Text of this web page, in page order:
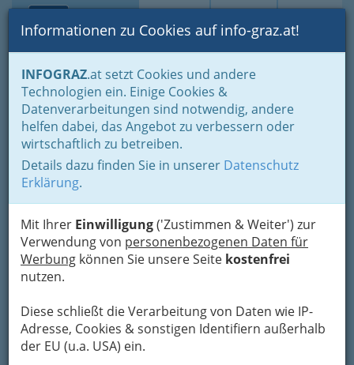
Suche Login Toggle
Informationen zu Cookies auf info-graz.at!
INFOGRAZ.at setzt Cookies und andere
Technologien ein. Einige Cookies &
Datenverarbeitungen sind notwendig, andere
helfen dabei, das Angebot zu verbessern oder
wirtschaftlich zu betreiben.
Details dazu finden Sie in unserer Datenschutz
Erklärung.
Mit Ihrer Einwilligung('Zustimmen & Weiter') zur
Verwendung von personenbezogenen Daten für
Werbung können Sie unsere Seite kostenfrei
nutzen.
Diese schließt die Verarbeitung von Daten wie IP-
Adresse, Cookies & sonstigen Identifiern außerhalb
der EU (u.a. USA) ein.
Home Branchen
Einkaufen & Schenken - der Handel
Handel in Graz
Dinge des täglichen Lebens
Eisen- und Hartwaren
LG Eisenwarenhandel
AL-KO Technikcenter
+43 316 696 640
+43 316 696 640 - 4
+43 664 1696 640
Adresse mit Google Maps anschauen
Kontaktaufnahme